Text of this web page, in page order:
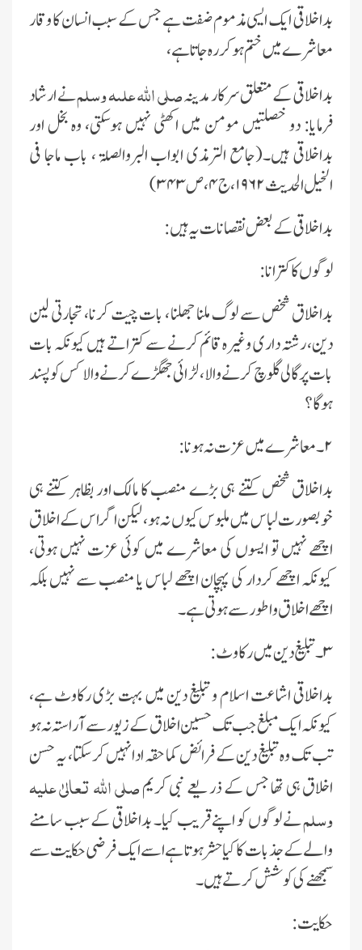
بداخلاقى اىک اىسى مذموم ضفت ہے جس کے سبب انسان کا وقار
معاشرے مىں ختم ہو کر رہ جاتا ہے،
بداخلاقى کے متعلق سرکار مدىنہصلى اللہ علىہ وسلمنے ارشاد
فرماىا: دو خصلتىں مومن مىں اکھٹى نہىں ہوسکتى، وہ بخل اور
بداخلاقى ہىں۔(جامع الترمذى ابواب البروالصلۃ ، باب ماجا فى
الخىل الحدىث۱۹۶۲،ج ۴ ، ص ۳۴۳)
بداخلاقى کے بعض نقصانات ىہ ہىں:
لوگوں کا کترانا :
بداخلاق شخص سے لوگ ملنا جھلنا ، بات چىت کرنا، تجارتى لىن
دىن، رشتہ دارى وغىرہ قائم کرنے سے کتراتے ہىں کىونکہ بات
بات پرگالى گلوچ کرنے والا، لڑ ائى جھگڑے کرنے والا کس کو پسند
ہوگا؟
۲۔معاشرے مىں عزت نہ ہونا:
بداخلاق شخص کتنے ہى بڑے منصب کا مالک اور بظاہر کتنے ہى
خوبصورت لباس مىں ملبوس کىوں نہ ہو، لىکن اگر اس کے اخلاق
اچھے نہىں تو اىسوں کى معاشرے مىں کوئى عزت نہىں ہوتى،
کىونکہ اچھے کردار کى پہچان اچھے لباس ىا منصب سے نہىں بلکہ
اچھے اخلاق و اطور سے ہوتى ہے۔
۳۔تبلىغ دىن مىں رکاوٹ :
بداخلاقى اشاعت اسلام و تبلىغ دىن مىں بہت بڑى رکاوٹ ہے،
کىونکہ اىک مبلغ جب تک حسىن اخلاق کے زىور سے آراستہ نہ ہو
تب تک وہ تبلىغ دىن کے فرائض کما حقہ ادا نہىں کرسکتا، ىہ حسن
اخلاق ہى تھا جس کے ذر ىعے نبى کرىمصلى اللہ تعالىٰ علیہ
وسلمنے لوگوں کو اپنے قرىب کىا۔ بداخلاقى کے سبب سامنے
والے کے جذبات کا کىا حشر ہوتا ہے اسے اىک فرضى حکاىت سے
سمجھنے کى کوشش کرتے ہىں۔
حکاىت :